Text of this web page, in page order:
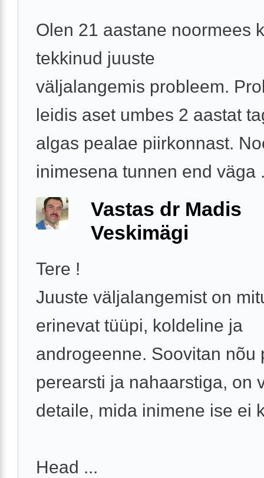
Olen 21 aastane noormees
tekkinud juuste
väljalangemis probleem.
leidis aset umbes 2 aastat
algas pealae piirkonnast.
inimesena tunnen end väga
Vastas dr Madis
Veskimägi
Tere !
Juuste väljalangemist on
erinevat tüüpi, koldeline ja
androgeenne. Soovitan nõu
perearsti ja nahaarstiga, on
detaile, mida inimene ise ei
Head ...